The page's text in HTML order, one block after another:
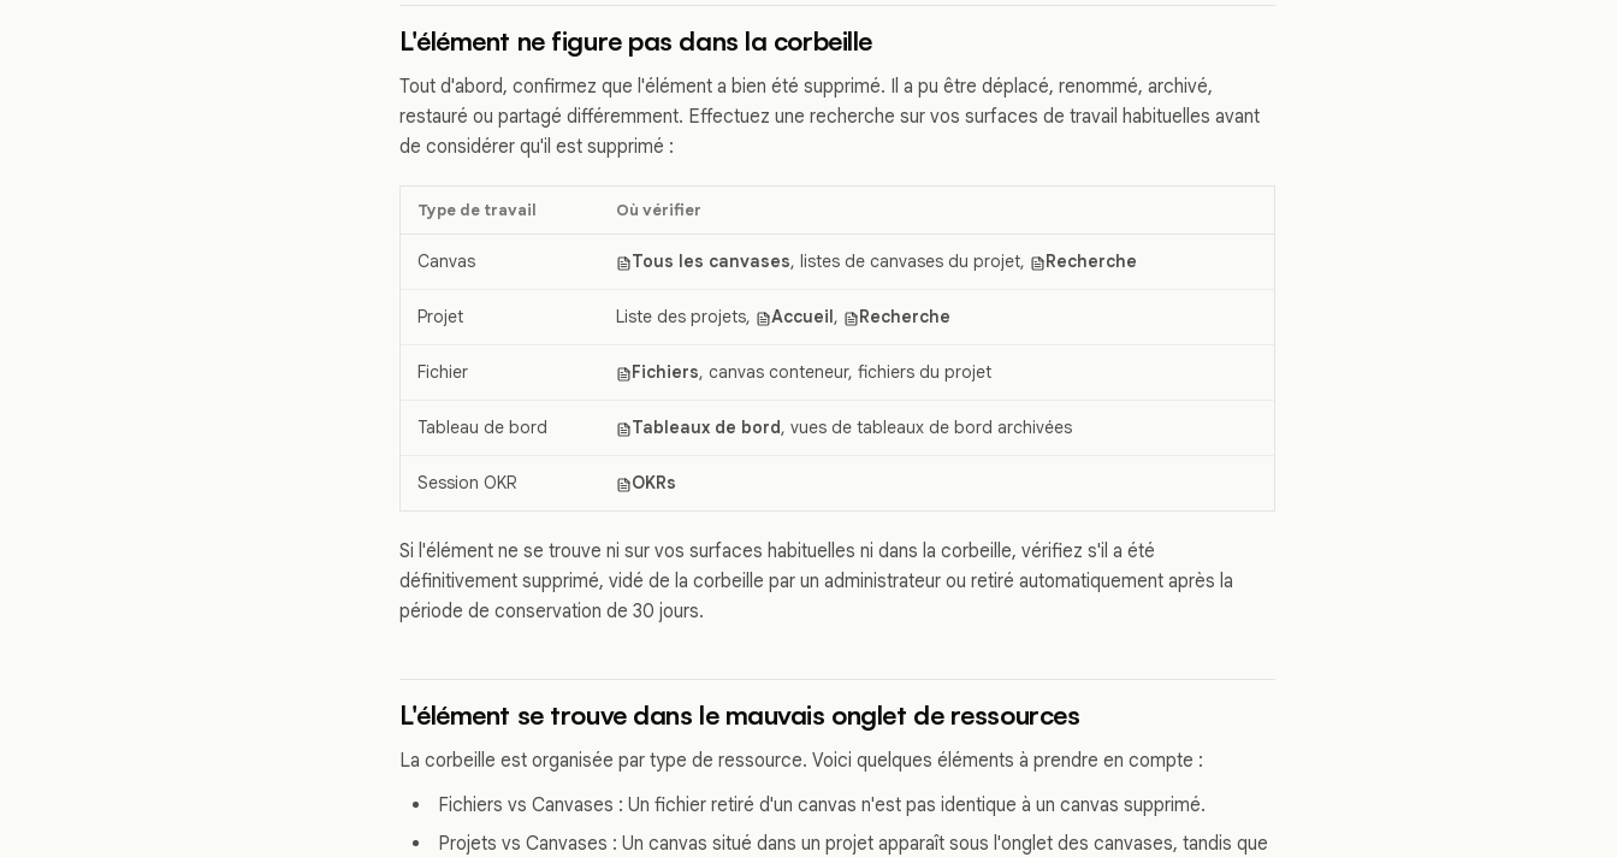
L'élément ne figure pas dans la corbeille
Tout d'abord, confirmez que l'élément a bien été supprimé. Il a pu être déplacé, renommé, archivé,
restauré ou partagé différemment. Effectuez une recherche sur vos surfaces de travail habituelles avant
de considérer qu'il est supprimé :
Type de travail Où vérifier
Canvas Tous les canvases, listes de canvases du projet, Recherche
Projet Liste des projets, Accueil, Recherche
Fichier Fichiers, canvas conteneur, fichiers du projet
Tableau de bord Tableaux de bord, vues de tableaux de bord archivées
Session OKR OKRs
Si l'élément ne se trouve ni sur vos surfaces habituelles ni dans la corbeille, vérifiez s'il a été
définitivement supprimé, vidé de la corbeille par un administrateur ou retiré automatiquement après la
période de conservation de 30 jours.
L'élément se trouve dans le mauvais onglet de ressources
La corbeille est organisée par type de ressource. Voici quelques éléments à prendre en compte :
Fichiers vs Canvases : Un fichier retiré d'un canvas n'est pas identique à un canvas supprimé.
Projets vs Canvases : Un canvas situé dans un projet apparaît sous l'onglet des canvases, tandis que